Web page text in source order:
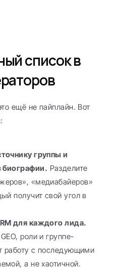
список в
ещё не пайплайн. Вот
группы и
Разделите
«медиабайеров»
получит свой угол в
для каждого лида.
роли и группе-
работу с последующими
а не хаотичной.